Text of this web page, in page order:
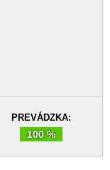
PREVÁDZKA:
100 %